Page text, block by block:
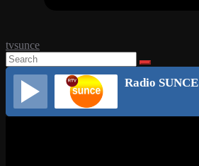
tvsunce
Radio SUNCE